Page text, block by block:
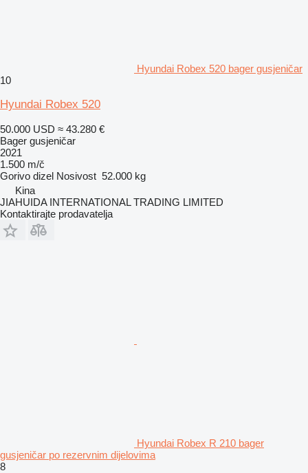
Hyundai Robex 520 bager gusjeničar
10
Hyundai Robex 520
50.000 USD ≈ 43.280 €
Bager gusjeničar
2021
1.500 m/č
Gorivo dizel Nosivost 52.000 kg
Kina
JIAHUIDA INTERNATIONAL TRADING LIMITED
Kontaktirajte prodavatelja
Hyundai Robex R 210 bager
gusjeničar po rezervnim dijelovima
8